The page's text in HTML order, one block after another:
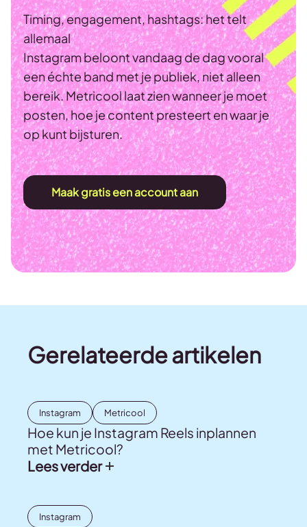
Timing, engagement, hashtags: het telt
allemaal
Instagram beloont vandaag de dag vooral
een échte band met je publiek, niet alleen
bereik. Metricool laat zien wanneer je moet
posten, hoe je content presteert en waar je
op kunt bijsturen.
Maak gratis een account aan
Gerelateerde artikelen
Instagram Metricool
Hoe kun je Instagram Reels inplannen
met Metricool?
Lees verder
Instagram